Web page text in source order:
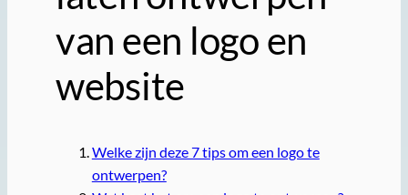
van een logo en
website
Welke zijn deze 7 tips om een logo te
ontwerpen?